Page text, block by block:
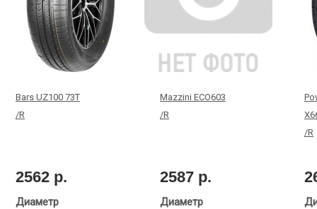
Bars UZ100 73T
/R
2562 р.
Диаметр
Mazzini ECO603
/R
2587 р.
Диаметр
/R